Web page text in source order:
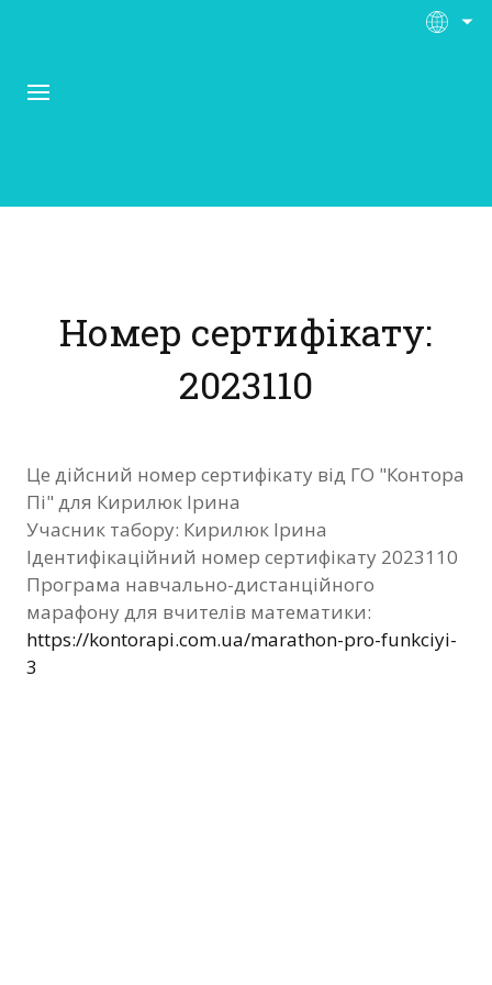
Матеріали
Нас підтримують
Фотозвіт
Видані сертифікати
Контакти
Номер сертифікату:
2023110
Це дійсний номер сертифікату від ГО "Контора
Пі" для Кирилюк Ірина
Учасник табору: Кирилюк Ірина
Ідентифікаційний номер сертифікату 2023110
Програма навчально-дистанційного
марафону для вчителів математики:
https://kontorapi.com.ua/marathon-pro-funkciyi-
3